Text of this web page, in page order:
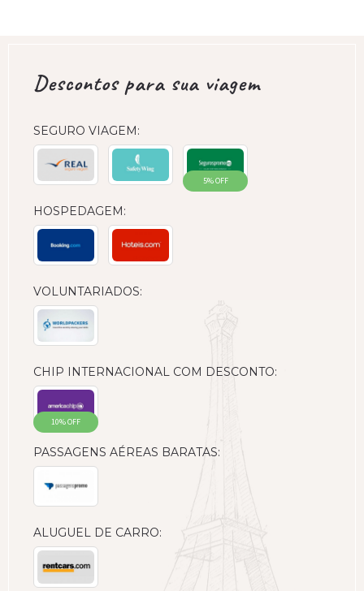
Descontos para sua viagem
SEGURO VIAGEM:
5% OFF
HOSPEDAGEM:
VOLUNTARIADOS:
CHIP INTERNACIONAL COM DESCONTO:
10% OFF
PASSAGENS AÉREAS BARATAS:
ALUGUEL DE CARRO: